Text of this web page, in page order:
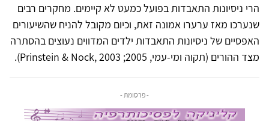
הרי ניסיונות התאבדות בפועל כמעט לא קיימים. מחקרים רבים
שנערכו מאז ערערו אמונה זאת, וכיום מקובל להניח שהשיעורים
האפסיים של ניסיונות התאבדות ילדים המדווים נעוצים בהסתרה
מצד ההורים (תקוה ומי-עמי, 2005; Prinstein & Nock, 2003).
- פרסומת -